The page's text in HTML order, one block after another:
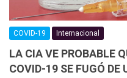
COVID-19 Internacional
LA CIA VE PROBABLE
COVID-19 SE FUGÓ DE